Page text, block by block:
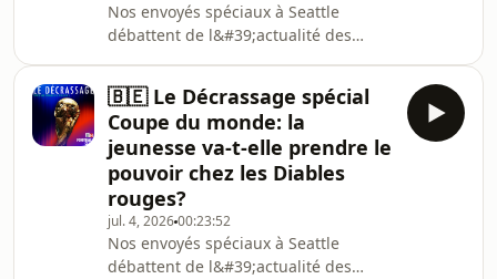
Nos envoyés spéciaux à Seattle
débattent de l&#39;actualité des
l&#39;impatience de Lukébakio et
l&#39;hésitation dans les intentions
face aux USA.
🇧🇪 Le Décrassage spécial
Coupe du monde: la
jeunesse va-t-elle prendre le
pouvoir chez les Diables
rouges?
jul. 4, 202600:23:52
Nos envoyés spéciaux à Seattle
débattent de l&#39;actualité des